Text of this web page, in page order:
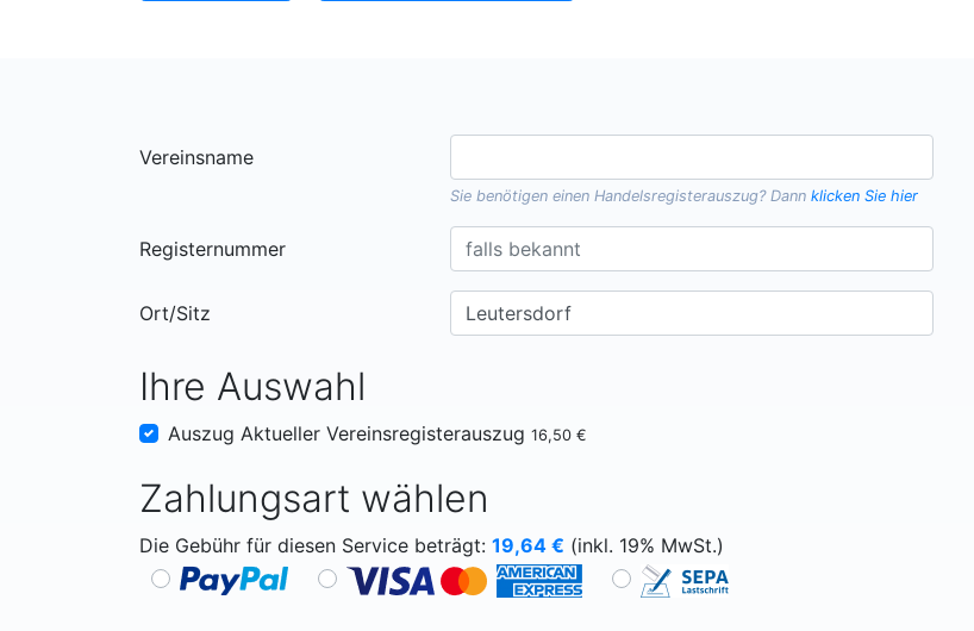
Vereinsname
Sie benötigen einenHandelsregisterauszug? Dannklicken Sie hier
Registernummer
Ort/Sitz
Ihre Auswahl
Auszug Aktueller Vereinsregisterauszug 16,50 €
Zahlungsart wählen
Die Gebühr für diesen Service beträgt: 19,64 € (inkl. 19% MwSt.)